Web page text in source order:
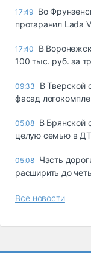
17:49 Во
протаранил Lada
17:40
В
100 тыс. руб. за
09:33
В Тверской
фасад
05.08 В Брянской
целую семью в
05.08 Часть
расширить до
Все новости